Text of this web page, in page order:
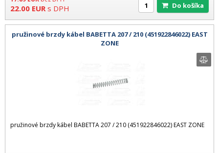
22.00 EUR s DPH Do košíka
pružinové brzdy kábel BABETTA 207 / 210 (451922846022) EAST
ZONE
pružinové brzdy kábel BABETTA 207 / 210 (451922846022) EAST ZONE